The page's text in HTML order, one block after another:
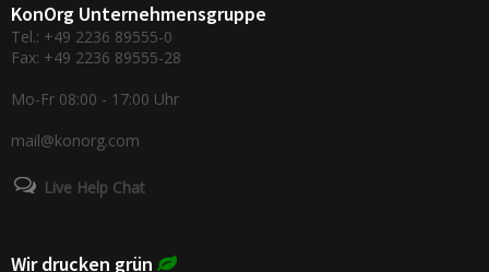
KonOrg Unternehmensgruppe
Tel.: +49 2236 89555-0
Fax: +49 2236 89555-28
Mo-Fr 08:00 - 17:00 Uhr
mail@konorg.com
Live Help Chat
Wir drucken grün